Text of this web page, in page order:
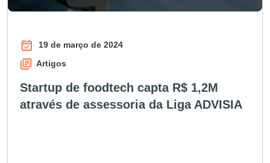
19 de março de 2024
Artigos
Startup de foodtech capta R$ 1,2M
através de assessoria da Liga ADVISIA